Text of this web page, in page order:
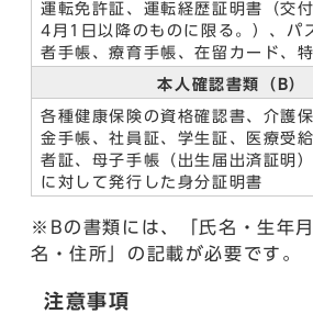
運転免許証、運転経歴証明書（交
4月1日以降のものに限る。）、パ
者手帳、療育手帳、在留カード、
本人確認書類（B
各種健康保険の資格確認書、介護
金手帳、社員証、学生証、医療受
者証、母子手帳（出生届出済証明
に対して発行した身分証明書
※Bの書類には、「氏名・生年
名・住所」の記載が必要です。
注意事項